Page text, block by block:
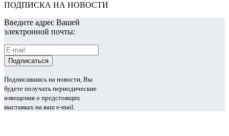
ПОДПИСКА НА НОВОСТИ
Введите адрес Вашей
электронной почты:
Подписавшись на новости, Вы
будете получать периодические
извещения о предстоящих
выставках на ваш e-mail.